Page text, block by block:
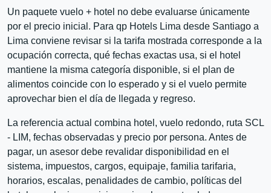
Un paquete vuelo + hotel no debe evaluarse únicamente
por el precio inicial. Para qp Hotels Lima desde Santiago a
Lima conviene revisar si la tarifa mostrada corresponde a la
ocupación correcta, qué fechas exactas usa, si el hotel
mantiene la misma categoría disponible, si el plan de
alimentos coincide con lo esperado y si el vuelo permite
aprovechar bien el día de llegada y regreso.
La referencia actual combina hotel, vuelo redondo, ruta SCL
- LIM, fechas observadas y precio por persona. Antes de
pagar, un asesor debe revalidar disponibilidad en el
sistema, impuestos, cargos, equipaje, familia tarifaria,
horarios, escalas, penalidades de cambio, políticas del